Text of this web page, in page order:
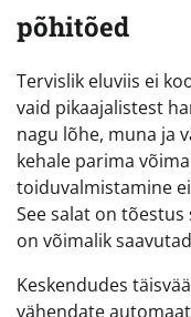
põhitõed
Tervislik eluviis ei
vaid pikaajalistest
nagu lõhe, muna ja
kehale parima
toiduvalmistamine
See salat on
on võimalik
Keskendudes
vähendate